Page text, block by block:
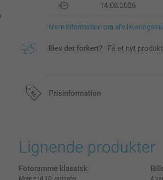
14.08.2026
Mere information om alle
Blev det forkert? Få et nyt
Prisinformation
Lignende produkter
Fotoramme klassisk
Mere end 10 varianter 4